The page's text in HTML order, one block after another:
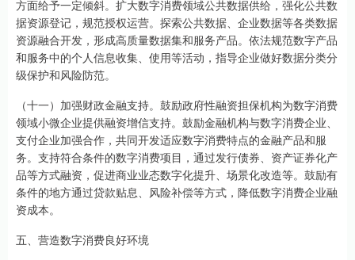
方面给予一定倾斜。扩大数字消费领域公共数据供给，强化公共数
据资源登记，规范授权运营。探索公共数据、企业数据等各类数据
资源融合开发，形成高质量数据集和服务产品。依法规范数字产品
和服务中的个人信息收集、使用等活动，指导企业做好数据分类分
级保护和风险防范。
（十一）加强财政金融支持。鼓励政府性融资担保机构为数字消费
领域小微企业提供融资增信支持。鼓励金融机构与数字消费企业、
支付企业加强合作，共同开发适应数字消费特点的金融产品和服
务。支持符合条件的数字消费项目，通过发行债券、资产证券化产
品等方式融资，促进商业业态数字化提升、场景化改造等。鼓励有
条件的地方通过贷款贴息、风险补偿等方式，降低数字消费企业融
资成本。
五、营造数字消费良好环境